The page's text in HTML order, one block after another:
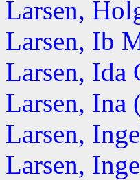
Larsen,
Larsen, Ib
Larsen, Ida
Larsen, Ina
Larsen,
Larsen,